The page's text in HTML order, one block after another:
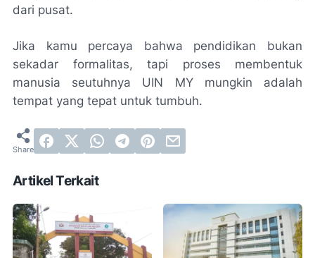
dari pusat.
Jika kamu percaya bahwa pendidikan bukan
sekadar formalitas, tapi proses membentuk
manusia seutuhnya UIN MY mungkin adalah
tempat yang tepat untuk tumbuh.
Artikel Terkait